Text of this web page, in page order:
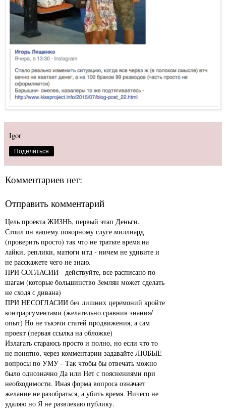
Igor
Поделиться
Комментариев нет:
Отправить комментарий
Цель проекта ЖИЗНЬ, первый этап Деньги.
Стоил он вашему покорному слуге миллиард
(проверить просто) так что не тратьте время на
лайки, реплики, матюги итд - ничем не удивите и
не расскажете чего не знаю.
ПРИ СОГЛАСИИ - действуйте, все расписано по
шагам (которые большинство Землян может сделать
не сходя с дивана)
ПРИ НЕСОГЛАСИИ без лишних церемоний кройте
контраргументами (желательно сравнив знания/
опыт) Но не тысячи статей продвижения, а сам
проект (первая ссылка на обложке)
Излагать стараюсь просто и полно, но если что то
не понятно, через комментарии задавайте ЛЮБЫЕ
вопросы по УМУ - Так чтобы бы отвечать можно
было однозначно Да или Нет с пояснениями при
необходимости. Иная форма вопроса означает
желание не разобраться, а убить время. Ничего не
удаляю но Я не развлекаю публику.